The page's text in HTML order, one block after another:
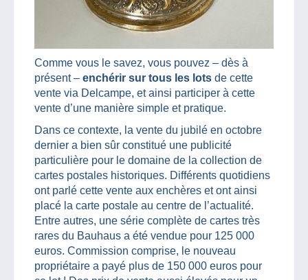
Comme vous le savez, vous pouvez – dès à
présent – enchérir sur tous les lots de cette
vente via Delcampe, et ainsi participer à cette
vente d’une manière simple et pratique.
Dans ce contexte, la vente du jubilé en octobre
dernier a bien sûr constitué une publicité
particulière pour le domaine de la collection de
cartes postales historiques. Différents quotidiens
ont parlé cette vente aux enchères et ont ainsi
placé la carte postale au centre de l’actualité.
Entre autres, une série complète de cartes très
rares du Bauhaus a été vendue pour 125 000
euros. Commission comprise, le nouveau
propriétaire a payé plus de 150 000 euros pour